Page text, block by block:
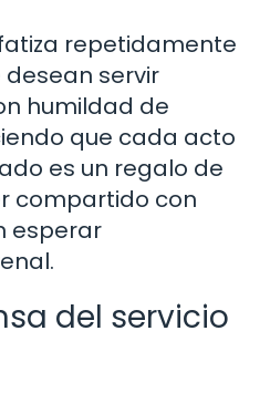
repetidamente
servir
humildad de
que cada acto
es un regalo de
compartido con
esperar
del servicio